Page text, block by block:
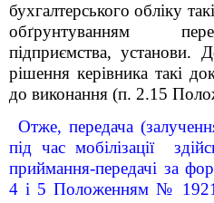
бухгалтерського обліку
обґрунтуванням
підприємства, установи.
рішення керівника такі
до виконання (п. 2.15
Отже, передача
під час мобілізації
приймання-передачі за
4 і 5 Положенням № 1921